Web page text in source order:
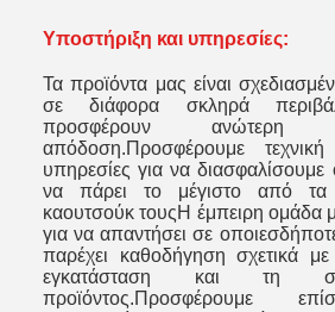
Υποστήριξη και υπηρεσίες:
Τα προϊόντα μας είναι
σε διάφορα σκληρά
προσφέρουν ανώτερη
απόδοση.Προσφέρουμε
υπηρεσίες για να διασφαλίσουμε
να πάρει το μέγιστο από τα
καουτσούκ τουςΗ έμπειρη ομάδα
για να απαντήσει σε
παρέχει καθοδήγηση σχετικά
εγκατάσταση και τη
προϊόντος.Προσφέρουμε